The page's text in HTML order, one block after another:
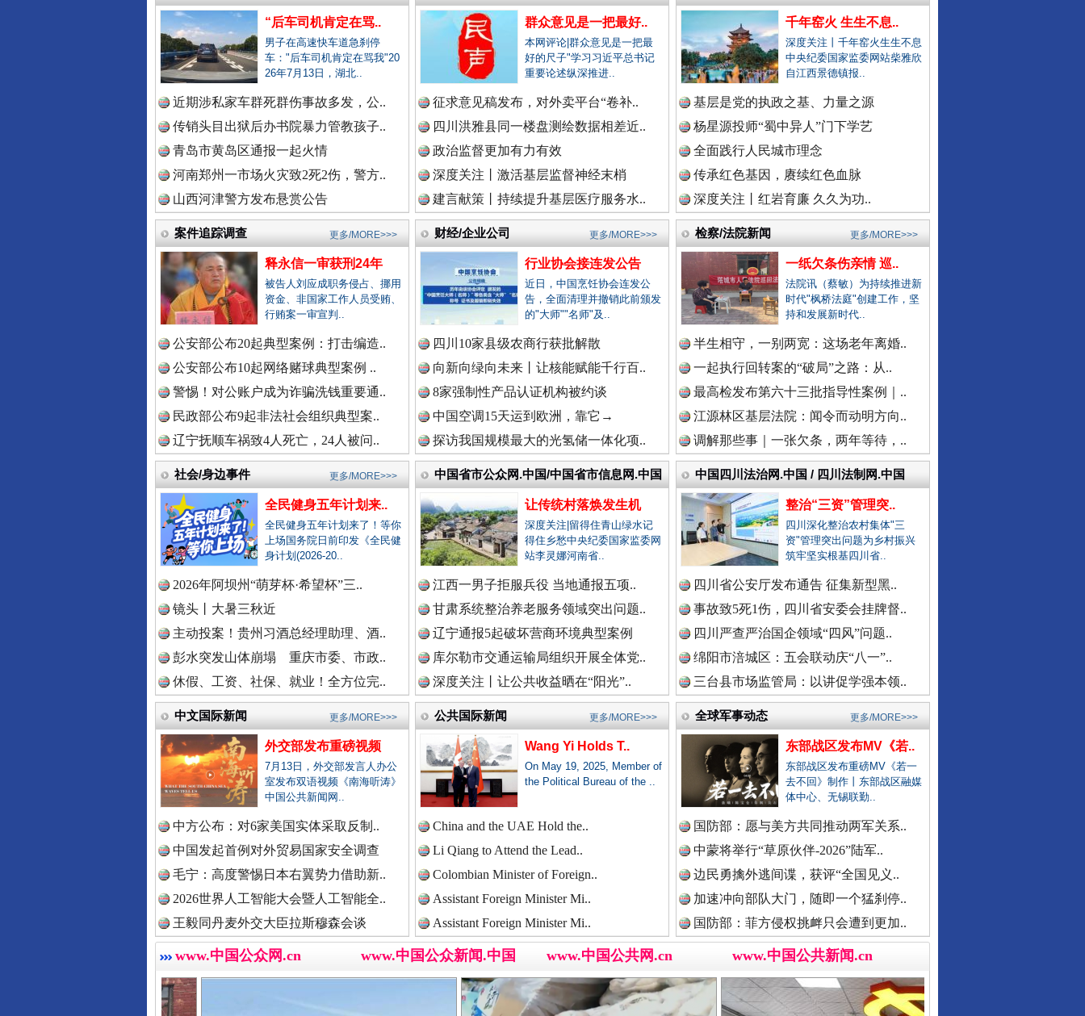
官方通报周口六院医生坠楼身亡
景区摩托车收费带路设置路障？
男子曝妻子和公职人员多次开房
女子自曝怀孕时摆烂丈夫是副处
警察违停致摩托司机追尾死亡？
三亚再通报游客被不明物咬伤离..
社区书记开车追撵女子撞伤2人
医院回应要求先献血再输血致人..
虎门通报“4车道变3车道车祸”
爆破拆火车站致周边房屋裂缝？
一医院涉嫌在中药里添加安眠药
柳州鱼峰区教育局发布辟谣声明
福建中医药大学附属人民医院：..
“市长信箱”出现答复错误问题
中日友好医院通报肖某相关问题
官方通报“三河广告牌匾改色”
教师被举报用假身份与女生恋爱
网民反映新能源充电电价差异大
广西一栋5层楼墙体和地基开裂
天津市委常委、组织部部长周德..
官方通报西安赛格商场坠亡事件
执行局长被指低俗骚扰女当事人
当地通报"白某某涉嫌婚内出轨"..
查实作弊！河南通报"三支一扶"..
贵州贵定通报"洛北河伴漂服务"..
衡水通报安平志臻中学相关情况
河南通报“三支一扶”高分争议
武汉大学口腔医院通报女子正颌..
销售毒性中药材，亳州连夜通报
官方通报“楼盘雕花侵权LV被起..
医院对未成年实施终止妊娠手术..
广西一女流浪汉怀孕？当地辟谣
一救护车在批发市场卸载水果？
贾平凹之女贾浅浅硕士学位被撤..
一国企董事长被曝办公室收礼金
被曝非法地磅后，章贡连夜调查
女职工生育津贴申领一年未发放
接群众反映后，运城市连夜排查
洪雅县同一楼盘测绘数据疑造假
“民办学校竹子学校举办方代表..
官方通报中学教师坠楼事件：当..
市监总局开通打假清源举报渠道
中国廉政法纪网.中国
中国律师在线.中国
中国参政网.中国
中国全民新闻网.中国
中国公众新闻网.中国
中国公民新闻网.中国
中国公共新闻网.中国
中国法制新闻网.中国
中国法治新闻网.中国
中国法院新闻网.中国
中国检察新闻网.中国
中国医药新闻网.中国
中国企业新闻网.中国
雄关漫道展新颜 “文明之鹰-2025”联训 外交部发布重磅视频：《不跪！》
高速路上逆行称"我一路开着双闪".. 现场视频！山东舰出扼台东
春天里的科技盛宴 烦心事变舒心事 同心逐梦
巳巳如意，开工大吉！ 三轮上挤9个人,司机：有保险！ 余华英二审被判死刑
“后车司机肯定在骂我” 全民健身五年计划来了！等你上场 外交部发布重磅视频
“后车司机肯定在骂..
男子在高速快车道急刹停
车："后车司机肯定在骂我"20
26年7月13日，湖北..
近期涉私家车群死群伤事故多发，公..
传销头目出狱后办书院暴力管教孩子..
青岛市黄岛区通报一起火情
河南郑州一市场火灾致2死2伤，警方..
山西河津警方发布悬赏公告
群众意见是一把最好..
本网评论|群众意见是一把最
好的尺子"学习习近平总书记
重要论述纵深推进..
征求意见稿发布，对外卖平台“卷补..
四川洪雅县同一楼盘测绘数据相差近..
政治监督更加有力有效
深度关注丨激活基层监督神经末梢
建言献策丨持续提升基层医疗服务水..
千年窑火 生生不息..
深度关注丨千年窑火生生不息
中央纪委国家监委网站柴雅欣
自江西景德镇报..
基层是党的执政之基、力量之源
杨星源投师“蜀中异人”门下学艺
全面践行人民城市理念
传承红色基因，赓续红色血脉
深度关注丨红岩育廉 久久为功..
案件追踪调查
释永信一审获刑24年
被告人刘应成职务侵占、挪用
资金、非国家工作人员受贿、
行贿案一审宣判..
公安部公布20起典型案例：打击编造..
公安部公布10起网络赌球典型案例 ..
警惕！对公账户成为诈骗洗钱重要通..
民政部公布9起非法社会组织典型案..
辽宁抚顺车祸致4人死亡，24人被问..
更多/MORE>>> 财经/企业公司
行业协会接连发公告
近日，中国烹饪协会连发公
告，全面清理并撤销此前颁发
的"大师""名师"及..
四川10家县级农商行获批解散
向新向绿向未来丨让核能赋能千行百..
8家强制性产品认证机构被约谈
中国空调15天运到欧洲，靠它→
探访我国规模最大的光氢储一体化项..
更多/MORE>>> 检察/法院新闻
一纸欠条伤亲情 巡..
法院讯（蔡敏）为持续推进新
时代"枫桥法庭"创建工作，坚
持和发展新时代..
半生相守，一别两宽：这场老年离婚..
一起执行回转案的“破局”之路：从..
最高检发布第六十三批指导性案例｜..
江源林区基层法院：闻令而动明方向..
调解那些事｜一张欠条，两年等待，..
更多/MORE>>>
社会/身边事件
全民健身五年计划来..
全民健身五年计划来了！等你
上场国务院日前印发《全民健
身计划(2026-20..
2026年阿坝州“萌芽杯·希望杯”三..
镜头丨大暑三秋近
主动投案！贵州习酒总经理助理、酒..
彭水突发山体崩塌 重庆市委、市政..
休假、工资、社保、就业！全方位完..
更多/MORE>>> 中国省市公众网.中国/中国省市信息网.中国
让传统村落焕发生机
深度关注|留得住青山绿水记
得住乡愁中央纪委国家监委网
站李灵娜河南省..
江西一男子拒服兵役 当地通报五项..
甘肃系统整治养老服务领域突出问题..
辽宁通报5起破坏营商环境典型案例
库尔勒市交通运输局组织开展全体党..
深度关注丨让公共收益晒在“阳光”..
中国四川法治网.中国 / 四川法制网.中国
整治“三资”管理突..
四川深化整治农村集体"三
资"管理突出问题为乡村振兴
筑牢坚实根基四川省..
四川省公安厅发布通告 征集新型黑..
事故致5死1伤，四川省安委会挂牌督..
四川严查严治国企领域“四风”问题..
绵阳市涪城区：五会联动庆“八一”..
三台县市场监管局：以讲促学强本领..
中文国际新闻
外交部发布重磅视频
7月13日，外交部发言人办公
室发布双语视频《南海听涛》
中国公共新闻网..
中方公布：对6家美国实体采取反制..
中国发起首例对外贸易国家安全调查
毛宁：高度警惕日本右翼势力借助新..
2026世界人工智能大会暨人工智能全..
王毅同丹麦外交大臣拉斯穆森会谈
更多/MORE>>> 公共国际新闻
Wang Yi Holds T..
On May 19, 2025, Member of
the Political Bureau of the ..
China and the UAE Hold the..
Li Qiang to Attend the Lead..
Colombian Minister of Foreign..
Assistant Foreign Minister Mi..
Assistant Foreign Minister Mi..
更多/MORE>>> 全球军事动态
东部战区发布MV《若..
东部战区发布重磅MV《若一
去不回》制作丨东部战区融媒
体中心、无锡联勤..
国防部：愿与美方共同推动两军关系..
中蒙将举行“草原伙伴-2026”陆军..
边民勇擒外逃间谍，获评“全国见义..
加速冲向部队大门，随即一个猛刹停..
国防部：菲方侵权挑衅只会遭到更加..
更多/MORE>>>
www.中国公众网.cn www.中国公众新闻.中国 www.中国公共网.cn www.中国公共新闻.cn